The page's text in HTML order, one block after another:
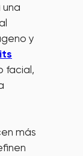
una
y
facial,
más